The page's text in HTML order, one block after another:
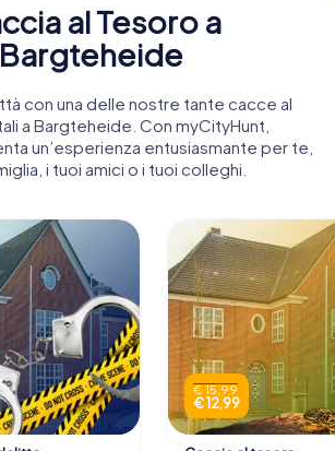
al Tesoro a
Bargteheide
con una delle nostre tante cacce al
a Bargteheide. Con myCityHunt,
un’esperienza entusiasmante per te,
i tuoi amici o i tuoi colleghi.
€ 15,99
€ 12,99